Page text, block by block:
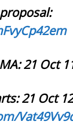
21 Oct
21 Oct